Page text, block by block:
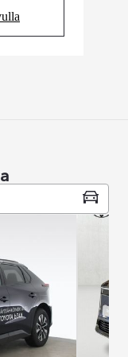
välilehdessä)